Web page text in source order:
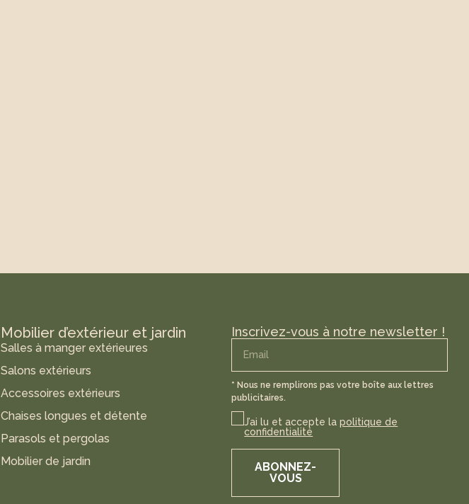
Mobilier d’extérieur et jardin
Salles à manger extérieures
Salons extérieurs
Accessoires extérieurs
Chaises longues et détente
Parasols et pergolas
Mobilier de jardin
Inscrivez-vous à notre newsletter !
* Nous ne remplirons pas votre boîte aux lettres
publicitaires.
J’ai lu et accepte lapolitique de
confidentialité
ABONNEZ-
VOUS